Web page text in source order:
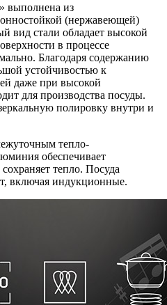
выполнена из
(нержавеющей)
вид стали обладает высокой
в процессе
Благодаря содержанию
устойчивостью к
даже при высокой
для производства посуды.
полировку внутри и
тепло-
обеспечивает
тепло. Посуда
включая индукционные.